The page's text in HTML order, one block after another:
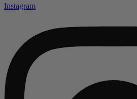
Instagram